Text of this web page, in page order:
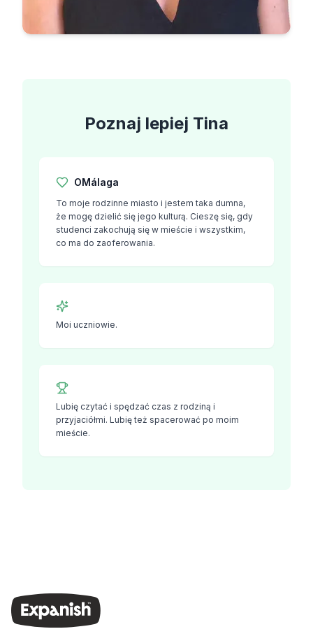
Poznaj lepiej Tina
OMálaga
To moje rodzinne miasto i jestem taka dumna,
że ​​mogę dzielić się jego kulturą. Cieszę się, gdy
studenci zakochują się w mieście i wszystkim,
co ma do zaoferowania.
Moi uczniowie.
Lubię czytać i spędzać czas z rodziną i
przyjaciółmi. Lubię też spacerować po moim
mieście.